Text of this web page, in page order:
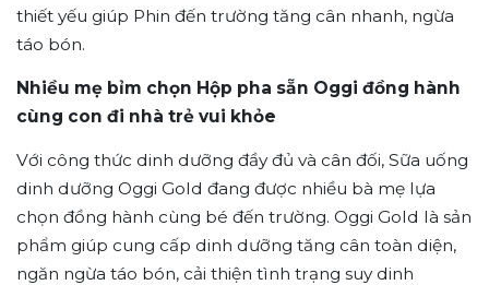
thiết yếu giúp Phin đến trường tăng cân nhanh, ngừa
táo bón.
Nhiều mẹ bỉm chọn Hộp pha sẵn Oggi đồng hành
cùng con đi nhà trẻ vui khỏe
Với công thức dinh dưỡng đầy đủ và cân đối, Sữa uống
dinh dưỡng Oggi Gold đang được nhiều bà mẹ lựa
chọn đồng hành cùng bé đến trường. Oggi Gold là sản
phẩm giúp cung cấp dinh dưỡng tăng cân toàn diện,
ngăn ngừa táo bón, cải thiện tình trạng suy dinh